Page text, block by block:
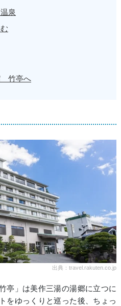
泉
竹亭へ
出典：travel.rakuten.co.jp
」は美作三湯の湯郷に立つに
をゆっくりと巡った後、ちょっ